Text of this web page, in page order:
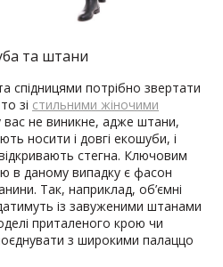
та штани
спідницями потрібно звертати
зі стильними жіночими
вас не виникне, адже штани,
носити і довгі екошуби, і
стегна. Ключовим
в даному випадку є фасон
Так, наприклад, об’ємні
із завуженими штанами
приталеного крою чи
з широкими палаццо